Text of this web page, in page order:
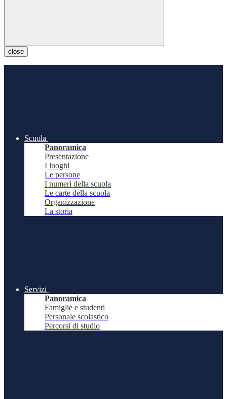
close
Scuola
Panoramica
Presentazione
I luoghi
Le persone
I numeri della scuola
Le carte della scuola
Organizzazione
La storia
Servizi
Panoramica
Famiglie e studenti
Personale scolastico
Percorsi di studio